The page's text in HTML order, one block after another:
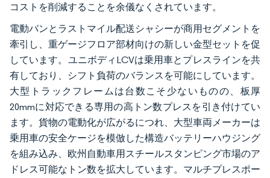
コストを削減することを余儀なくされています。
電動バンとラストマイル配送シャシーが商用セグメントを
牽引し、重ゲージフロア部材向けの新しい金型セットを促
しています。ユニボディLCVは乗用車とプレスラインを共
有しており、シフト負荷のバランスを可能にしています。
大型トラックフレームは台数こそ少ないものの、板厚
20mmに対応できる専用の高トン数プレスを引き付けてい
ます。貨物の電動化が広がるにつれ、大型車両メーカーは
乗用車の安全ケージを模倣した構造バッテリーハウジング
を組み込み、欧州自動車用スチールスタンピング市場のア
ドレス可能なトン数を拡大しています。マルチプレスポー